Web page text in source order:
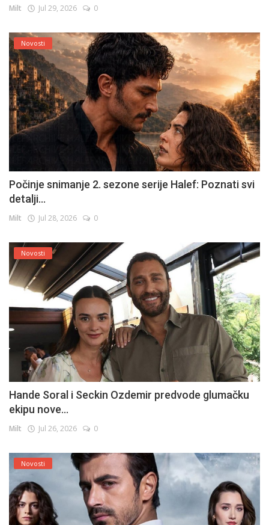
Milt Jul 29, 2026 0
Novosti
Počinje snimanje 2. sezone serije Halef: Poznati svi
detalji...
Milt Jul 28, 2026 0
Novosti
Hande Soral i Seckin Ozdemir predvode glumačku
ekipu nove...
Milt Jul 26, 2026 0
Novosti